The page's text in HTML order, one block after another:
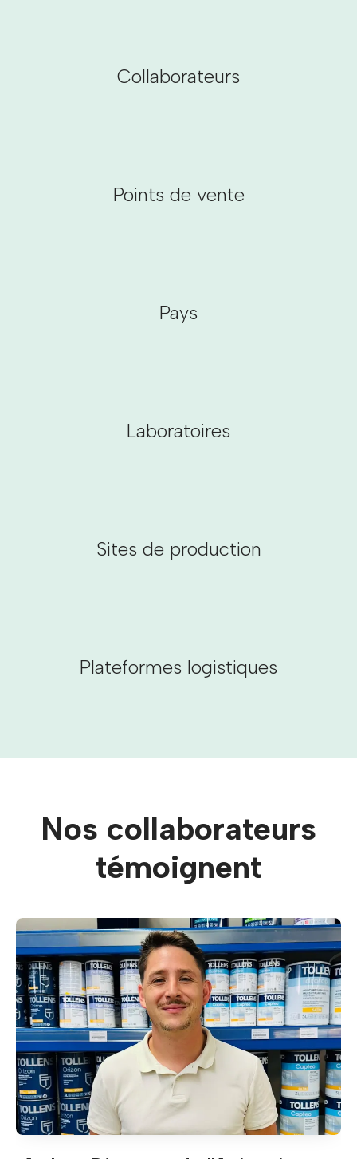
Collaborateurs
Points de vente
Pays
Laboratoires
Sites de production
Plateformes logistiques
Nos collaborateurs
témoignent